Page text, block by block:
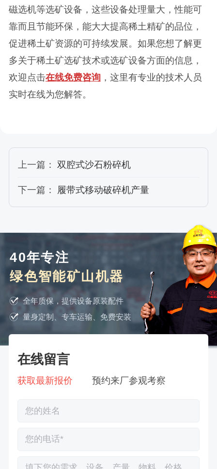
磁选机等选矿设备，这些设备处理量大，性能可
靠而且节能环保，能大大提高稀土精矿的品位，
促进稀土矿资源的可持续发展。如果您想了解更
多关于稀土矿选矿技术或选矿设备方面的信息，
欢迎点击在线免费咨询 ，这里有专业的技术人员
实时在线为您解答。
上一篇： 双腔式沙石粉碎机
下一篇： 履带式移动破碎机产量
40年专注
绿色智能矿山机器
全年质保，提供设备原装配件
量身定制、专车运输、免费安装
在线留言
获取最新报价 预约来厂参观考察